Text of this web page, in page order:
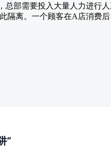
部需要投入大量人力进行
隔离。一个顾客在A店消费
”